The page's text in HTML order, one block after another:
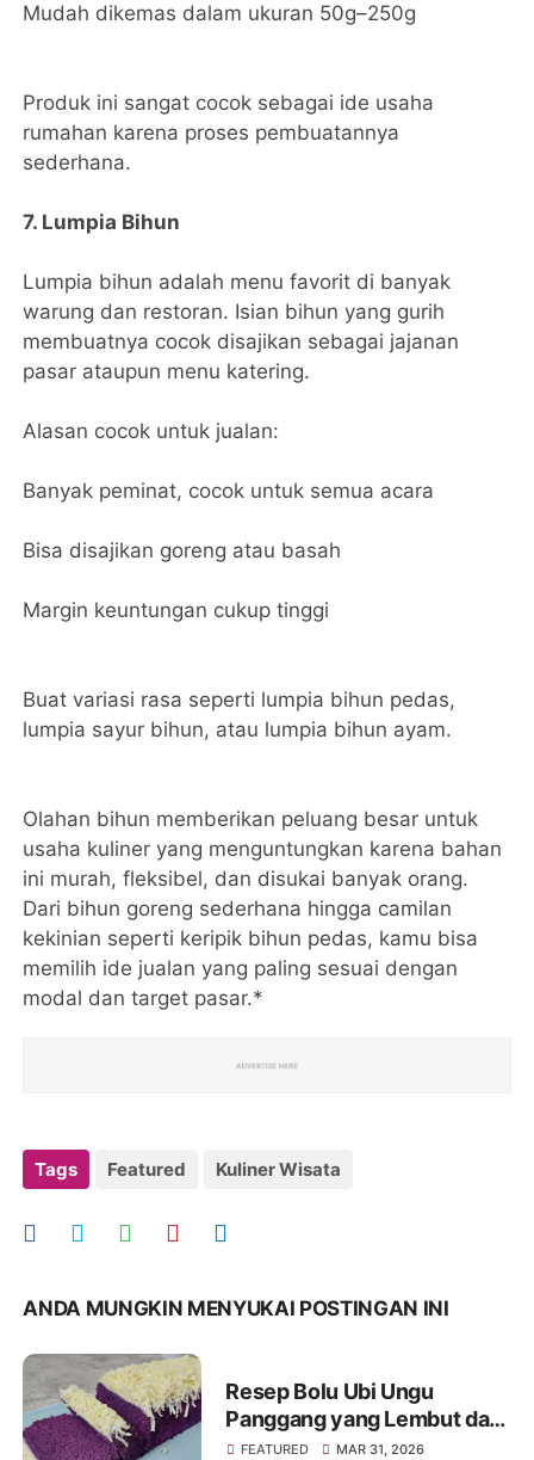
Mudah dikemas dalam ukuran 50g–250g
Produk ini sangat cocok sebagai ide usaha
rumahan karena proses pembuatannya
sederhana.
7. Lumpia Bihun
Lumpia bihun adalah menu favorit di banyak
warung dan restoran. Isian bihun yang gurih
membuatnya cocok disajikan sebagai jajanan
pasar ataupun menu katering.
Alasan cocok untuk jualan:
Banyak peminat, cocok untuk semua acara
Bisa disajikan goreng atau basah
Margin keuntungan cukup tinggi
Buat variasi rasa seperti lumpia bihun pedas,
lumpia sayur bihun, atau lumpia bihun ayam.
Olahan bihun memberikan peluang besar untuk
usaha kuliner yang menguntungkan karena bahan
ini murah, fleksibel, dan disukai banyak orang.
Dari bihun goreng sederhana hingga camilan
kekinian seperti keripik bihun pedas, kamu bisa
memilih ide jualan yang paling sesuai dengan
modal dan target pasar.*
Tags Featured Kuliner Wisata
ANDA MUNGKIN MENYUKAI POSTINGAN INI
Resep Bolu Ubi Ungu
Panggang yang Lembut dan
Mengembang Sempurna
FEATURED MAR 31, 2026